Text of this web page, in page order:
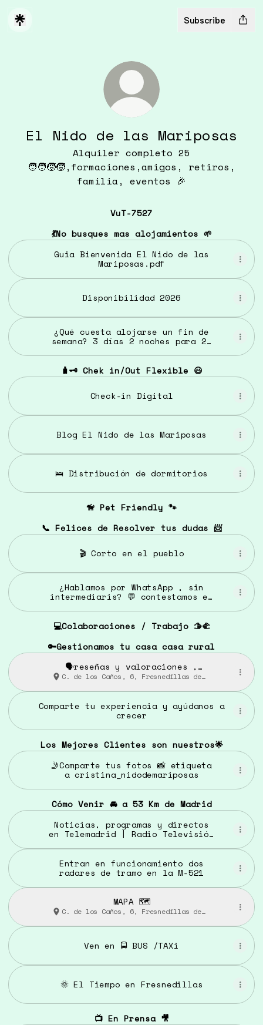
Subscribe
El Nido de las Mariposas
Alquiler completo 25
🧑‍🧑‍🧒‍🧒,formaciones,amigos, retiros,
familia, eventos 🎉
VuT-7527
💃No busques mas alojamientos 🌱
Guia Bienvenida El Nido de las
Mariposas.pdf
Disponibilidad 2026
¿Qué cuesta alojarse un fin de
semana? 3 días 2 noches para 25
🧳🗝️ Chek in/Out Flexible 😃
Check-in Digital
Blog El Nido de las Mariposas
🛌 Distribución de dormitorios
🦮 Pet Friendly 🐾
📞 Felices de Resolver tus dudas 📨
🎬 Corto en el pueblo
¿Hablamos por WhatsApp , sin
intermediaris? 💬 contestamos en
💻Colaboraciones / Trabajo 🫱🫲
🔑Gestionamos tu casa casa rural
🗣️reseñas y valoraciones ,
gracias por la confianza❤️
C. de los Caños, 6, Fresnedillas de
Comparte tu experiencia y ayúdanos a
crecer
Los Mejores Clientes son nuestros🌟
🤳Comparte tus fotos 📸 etiqueta
a cristina_nidodemariposas
Cómo Venir 🚘 a 53 Km de Madrid
Noticias, programas y directos
en Telemadrid | Radio Televisión
Entran en funcionamiento dos
radares de tramo en la M-521
MAPA 🗺️
C. de los Caños, 6, Fresnedillas de
Ven en 🚍 BUS /TAXi
🌞 El Tiempo en Fresnedillas
📺 En Prensa 🎥